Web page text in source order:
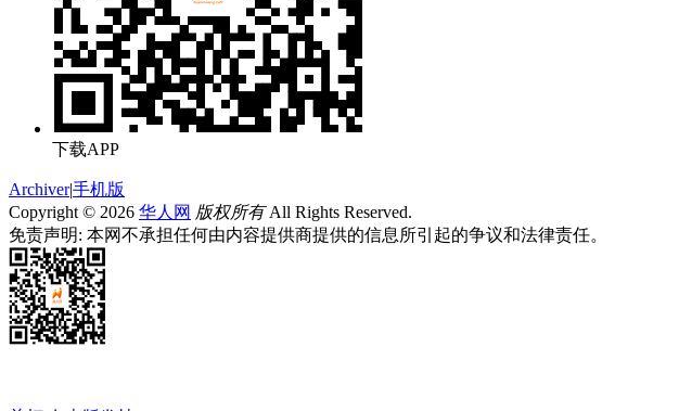
下载APP
Archiver|手机版
Copyright © 2026 华人网 版权所有All Rights Reserved.
免责声明: 本网不承担任何由内容提供商提供的信息所引起的争议和法律责任。